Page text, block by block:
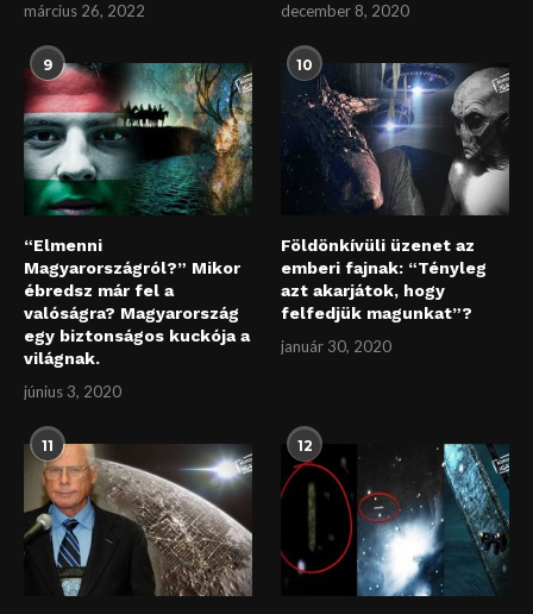
március 26, 2022
december 8, 2020
9
“Elmenni
Magyarországról?” Mikor
ébredsz már fel a
valóságra? Magyarország
egy biztonságos kuckója a
világnak.
június 3, 2020
10
Földönkívüli üzenet az
emberi fajnak: “Tényleg
azt akarjátok, hogy
felfedjük magunkat”?
január 30, 2020
11 12